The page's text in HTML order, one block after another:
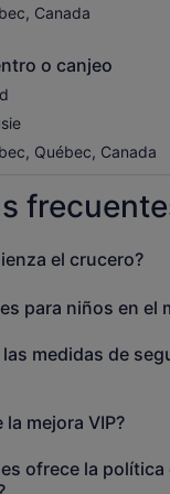
griego, confitura de
principal:
asados, cuajada
de pollo y salsa
cocidas, cretons y
bayas silvestres y
de L'Isle-aux-
Patatas,
butternut
y bacon)
Canada
o canjeo
Québec, Canada
el crucero?
para niños en el
medidas de
la mejora VIP?
ofrece la política